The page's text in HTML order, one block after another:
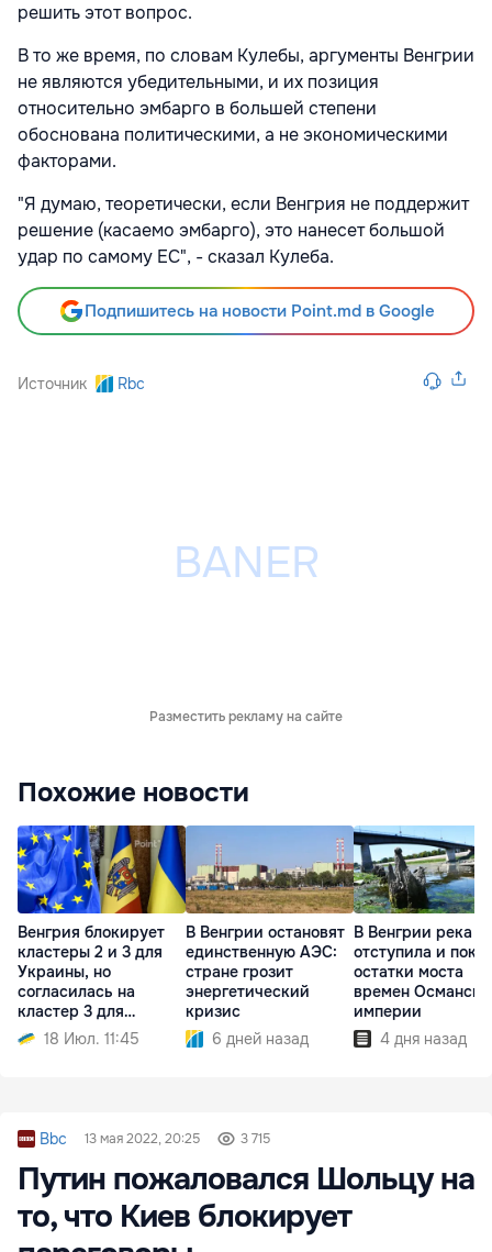
решить этот вопрос.
В то же время, по словам Кулебы, аргументы Венгрии
не являются убедительными, и их позиция
относительно эмбарго в большей степени
обоснована политическими, а не экономическими
факторами.
"Я думаю, теоретически, если Венгрия не поддержит
решение (касаемо эмбарго), это нанесет большой
удар по самому ЕС", - сказал Кулеба.
Подпишитесь на новости Point.md в Google
Источник Rbc
Разместить рекламу на сайте
Похожие новости
Венгрия блокирует
кластеры 2 и 3 для
Украины, но
согласилась на
кластер 3 для
Молдовы
18 Июл. 11:45
В Венгрии остановят
единственную АЭС:
стране грозит
энергетический
кризис
6 дней назад
В Венгрии река
отступила и
остатки моста
времен
империи
4 дня назад
Bbc 13 мая 2022, 20:25 3 715
Путин пожаловался Шольцу на
то, что Киев блокирует